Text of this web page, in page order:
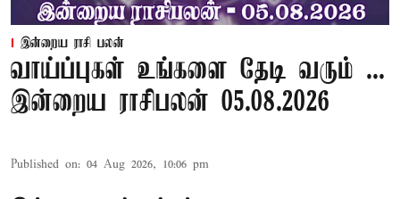
இன்றைய ராசி பலன்
வாய்ப்புகள் உங்களை தேடி வரும் ...
இன்றைய ராசிபலன் 05.08.2026
Published on: 04 Aug 2026, 10:06 pm